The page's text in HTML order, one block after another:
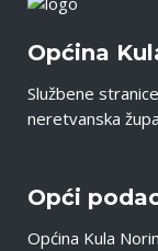
Općina
Službene
neretvanska
Opći
Općina Kula